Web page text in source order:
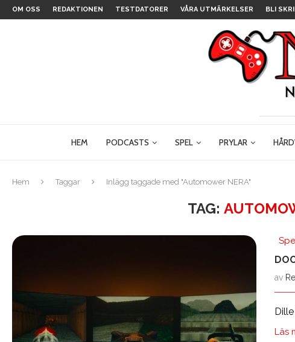
OM OSS REDAKTIONEN TESTDATORER VÅRA UTMÄRKELSER BLI
HEM PODCASTS SPEL PRYLAR
Hem Taggar Inlägg taggade med "Automower NERA"
TAG:
av
Läs